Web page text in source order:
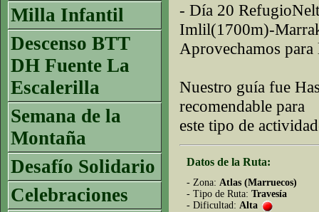
Milla Infantil
Descenso BTT
DH Fuente La
Escalerilla
Semana de la
Montaña
Desafío Solidario
Celebraciones
- Día 20
Imlil(1700m)-
Aprovechamos
Nuestro guía fue
recomendable para
este tipo de
Datos de la Ruta:
- Zona: Atlas (Marruecos)
- Tipo de Ruta: Travesía
- Dificultad: Alta